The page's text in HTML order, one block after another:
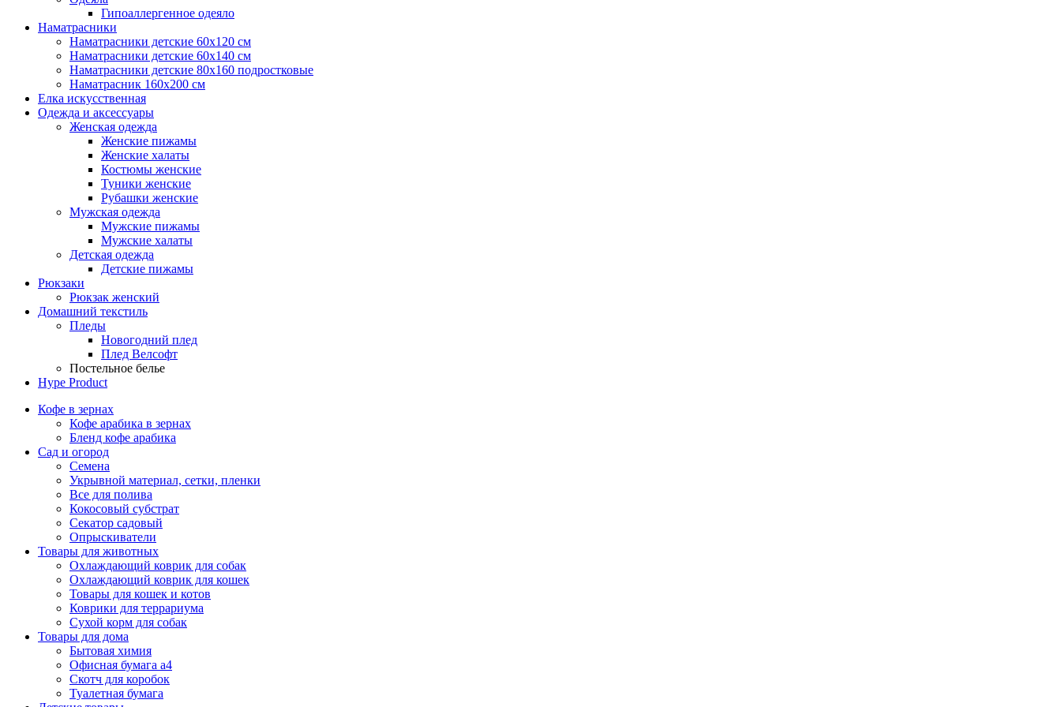
Гипоаллергенное одеяло
Наматрасники
Наматрасники детские 60х120 см
Наматрасники детские 60х140 см
Наматрасники детские 80х160 подростковые
Наматрасник 160х200 см
Елка искусственная
Одежда и аксессуары
Женская одежда
Женские пижамы
Женские халаты
Костюмы женские
Туники женские
Рубашки женские
Мужская одежда
Мужские пижамы
Мужские халаты
Детская одежда
Детские пижамы
Рюкзаки
Рюкзак женский
Домашний текстиль
Пледы
Новогодний плед
Плед Велсофт
Постельное белье
Hype Product
Кофе в зернах
Кофе арабика в зернах
Бленд кофе арабика
Сад и огород
Семена
Укрывной материал, сетки, пленки
Все для полива
Кокосовый субстрат
Секатор садовый
Опрыскиватели
Товары для животных
Охлаждающий коврик для собак
Охлаждающий коврик для кошек
Товары для кошек и котов
Коврики для террариума
Сухой корм для собак
Товары для дома
Бытовая химия
Офисная бумага а4
Скотч для коробок
Туалетная бумага